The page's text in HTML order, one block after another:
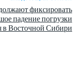
фиксировать
падение погрузки
в Восточной Сибири